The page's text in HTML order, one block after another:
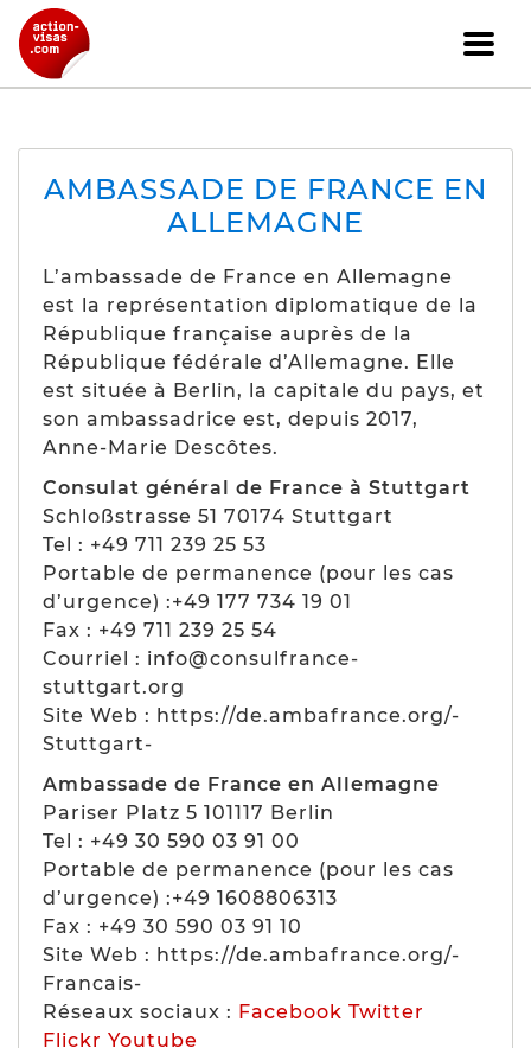
AMBASSADE DE FRANCE EN
ALLEMAGNE
L’ambassade de France en Allemagne
est la représentation diplomatique de la
République française auprès de la
République fédérale d’Allemagne. Elle
est située à Berlin, la capitale du pays, et
son ambassadrice est, depuis 2017,
Anne-Marie Descôtes.
Consulat général de France à Stuttgart
Schloßstrasse 51 70174 Stuttgart
Tel : +49 711 239 25 53
Portable de permanence (pour les cas
d’urgence) :+49 177 734 19 01
Fax : +49 711 239 25 54
Courriel : info@consulfrance-
stuttgart.org
Site Web : https://de.ambafrance.org/-
Stuttgart-
Ambassade de France en Allemagne
Pariser Platz 5 101117 Berlin
Tel : +49 30 590 03 91 00
Portable de permanence (pour les cas
d’urgence) :+49 1608806313
Fax : +49 30 590 03 91 10
Site Web : https://de.ambafrance.org/-
Francais-
Réseaux sociaux : Facebook Twitter
Flickr Youtube